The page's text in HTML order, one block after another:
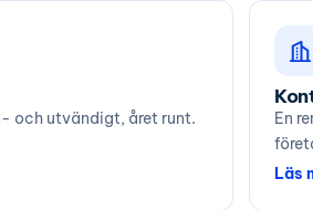
och utvändigt, året runt.
En
Läs